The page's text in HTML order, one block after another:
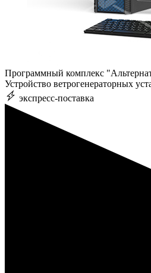
Программный комплекс
Устройство ветрогенераторных
экспресс-поставка